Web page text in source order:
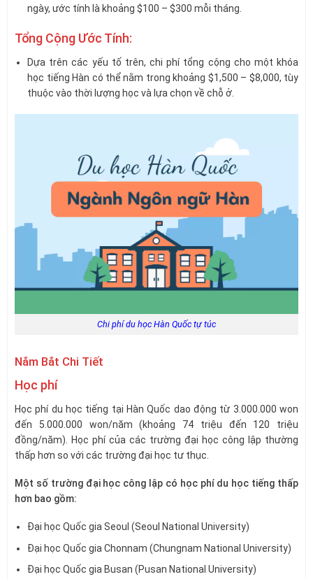
ngày, ước tính là khoảng $100 – $300 mỗi tháng.
Tổng Cộng Ước Tính:
Dựa trên các yếu tố trên, chi phí tổng cộng cho một khóa
học tiếng Hàn có thể nằm trong khoảng $1,500 – $8,000, tùy
thuộc vào thời lượng học và lựa chọn về chỗ ở.
Chi phí du học Hàn Quốc tự túc
Nắm Bắt Chi Tiết
Học phí
Học phí du học tiếng tại Hàn Quốc dao động từ 3.000.000 won
đến 5.000.000 won/năm (khoảng 74 triệu đến 120 triệu
đồng/năm). Học phí của các trường đại học công lập thường
thấp hơn so với các trường đại học tư thục.
Một số trường đại học công lập có học phí du học tiếng thấp
hơn bao gồm:
Đại học Quốc gia Seoul (Seoul National University)
Đại học Quốc gia Chonnam (Chungnam National University)
Đại học Quốc gia Busan (Pusan National University)